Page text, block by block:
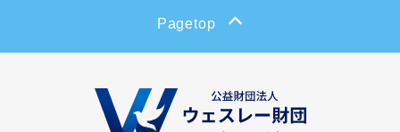
Pagetop